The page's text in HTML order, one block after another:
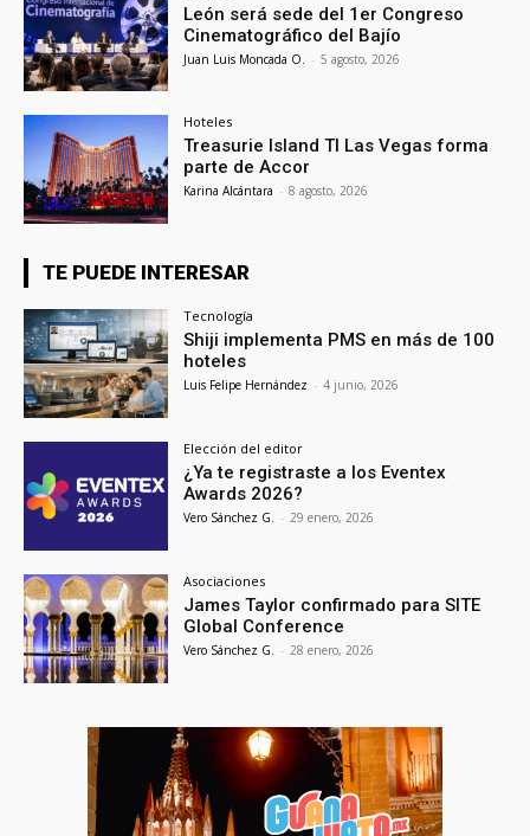
León será sede del 1er Congreso
Cinematográfico del Bajío
Juan Luis Moncada O. - 5 agosto, 2026
Hoteles
Treasurie Island TI Las Vegas forma
parte de Accor
Karina Alcántara - 8 agosto, 2026
TE PUEDE INTERESAR
Tecnología
Shiji implementa PMS en más de 100
hoteles
Luis Felipe Hernández - 4 junio, 2026
Elección del editor
¿Ya te registraste a los Eventex
Awards 2026?
Vero Sánchez G. - 29 enero, 2026
Asociaciones
James Taylor confirmado para SITE
Global Conference
Vero Sánchez G. - 28 enero, 2026